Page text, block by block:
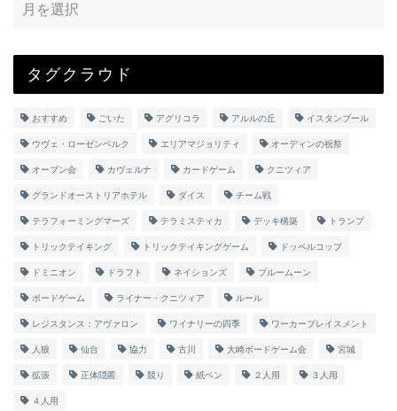
タグクラウド
おすすめ ごいた アグリコラ アルルの丘 イスタンブール
ウヴェ・ローゼンベルク エリアマジョリティ オーディンの祝祭
オープン会 カヴェルナ カードゲーム クニツィア
グランドオーストリアホテル ダイス チーム戦
テラフォーミングマーズ テラミスティカ デッキ構築 トランプ
トリックテイキング トリックテイキングゲーム ドッペルコップ
ドミニオン ドラフト ネイションズ ブルームーン
ボードゲーム ライナー・クニツィア ルール
レジスタンス：アヴァロン ワイナリーの四季 ワーカープレイスメント
人狼 仙台 協力 古川 大崎ボードゲーム会 宮城
拡張 正体隠匿 競り 紙ペン ２人用 ３人用
４人用